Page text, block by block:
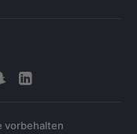
vorbehalten